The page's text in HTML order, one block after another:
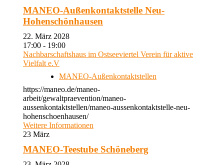
MANEO-Außenkontaktstelle Neu-
Hohenschönhausen
22. März 2028
17:00 - 19:00
Nachbarschaftshaus im Ostseeviertel Verein für aktive
Vielfalt e.V
MANEO-Außenkontaktstellen
https://maneo.de/maneo-
arbeit/gewaltpraevention/maneo-
aussenkontaktstellen/maneo-aussenkontaktstelle-neu-
hohenschoenhausen/
Weitere Informationen
23 März
MANEO-Teestube Schöneberg